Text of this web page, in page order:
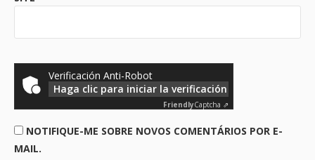
Verificación Anti-Robot
Haga clic para iniciar la verificación
FriendlyCaptcha ⇗
NOTIFIQUE-ME SOBRE NOVOS COMENTÁRIOS POR E-
MAIL.